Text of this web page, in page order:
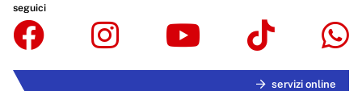
seguici
servizi online